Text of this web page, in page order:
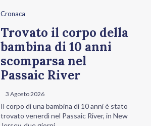
Cronaca
Trovato il corpo della
bambina di 10 anni
scomparsa nel
Passaic River
3 Agosto 2026
Il corpo di una bambina di 10 anni è stato
trovato venerdì nel Passaic River, in New